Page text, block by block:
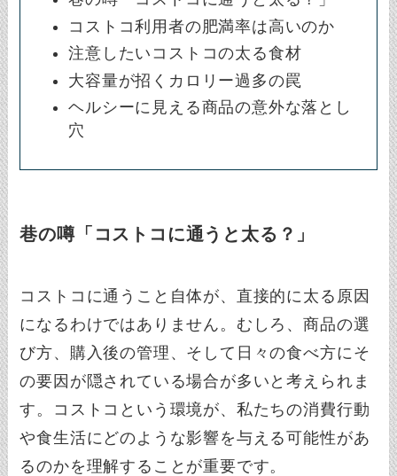
コストコ利用者の肥満率は高いのか
注意したいコストコの太る食材
大容量が招くカロリー過多の罠
ヘルシーに見える商品の意外な落とし
穴
巷の噂「コストコに通うと太る？」
コストコに通うこと自体が、直接的に太る原因
になるわけではありません。むしろ、商品の選
び方、購入後の管理、そして日々の食べ方にそ
の要因が隠されている場合が多いと考えられま
す。コストコという環境が、私たちの消費行動
や食生活にどのような影響を与える可能性があ
るのかを理解することが重要です。